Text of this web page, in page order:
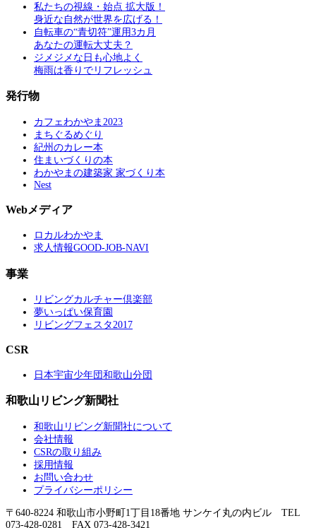
私たちの視線・始点 拡大版！
身近な自然が世界を広げる！
自転車の“青切符”運用3カ月
あなたの運転大丈夫？
ジメジメな日も心地よく
梅雨は香りでリフレッシュ
発行物
カフェわかやま2023
まちぐるめぐり
紀州のカレー本
住まいづくりの本
わかやまの建築家 家づくり本
Nest
Webメディア
ロカルわかやま
求人情報GOOD-JOB-NAVI
事業
リビングカルチャー倶楽部
夢いっぱい保育園
リビングフェスタ2017
CSR
日本宇宙少年団和歌山分団
和歌山リビング新聞社
和歌山リビング新聞社について
会社情報
CSRの取り組み
採用情報
お問い合わせ
プライバシーポリシー
〒640-8224 和歌山市小野町1丁目18番地 サンケイ丸の内ビル TEL
073-428-0281 FAX 073-428-3421